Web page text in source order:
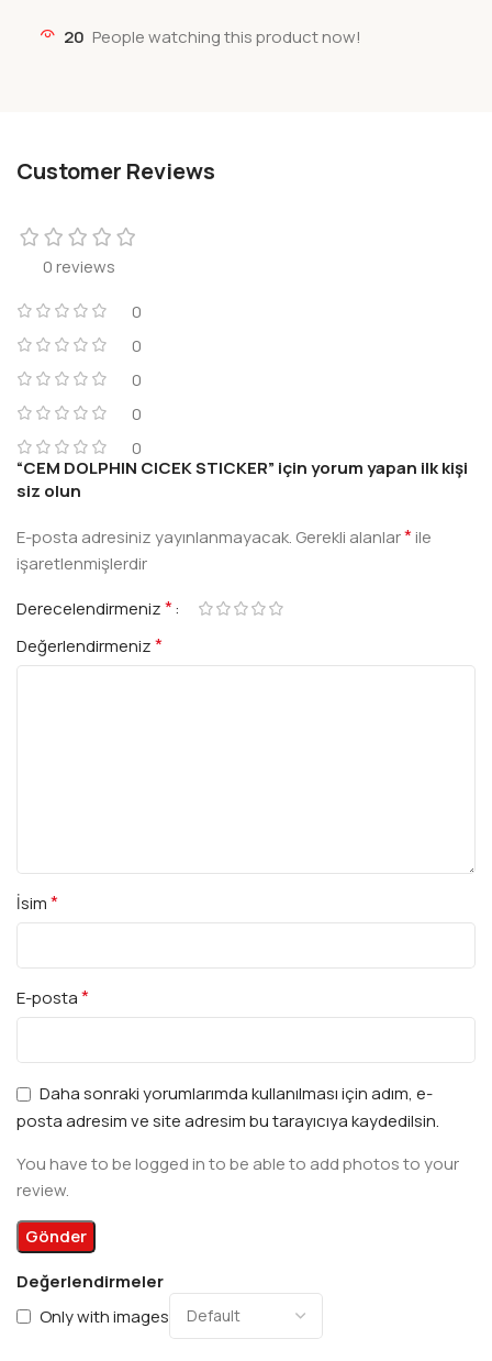
20 People watching this product now!
Customer Reviews
0 reviews
0
0
0
0
0
Değerlendirmeler
Only with images
“CEM DOLPHIN CICEK STICKER” için yorum yapan ilk kişi
siz olun
E-posta adresiniz yayınlanmayacak. Gerekli alanlar*ile
işaretlenmişlerdir
Derecelendirmeniz*
Değerlendirmeniz*
İsim*
E-posta*
Daha sonraki yorumlarımda kullanılması için adım, e-
posta adresim ve site adresim bu tarayıcıya kaydedilsin.
You have to be logged in to be able to add photos to your
review.